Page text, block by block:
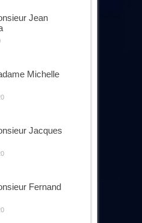
Jean
Michelle
Jacques
Fernand